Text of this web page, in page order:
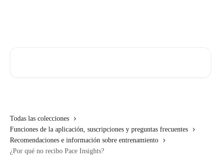
Todas las colecciones
Funciones de la aplicación, suscripciones y preguntas frecuentes
Recomendaciones e información sobre entrenamiento
¿Por qué no recibo Pace Insights?